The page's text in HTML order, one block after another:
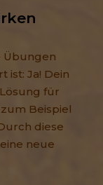
Übungen
ist: Ja! Dein
für
Beispiel
diese
neue